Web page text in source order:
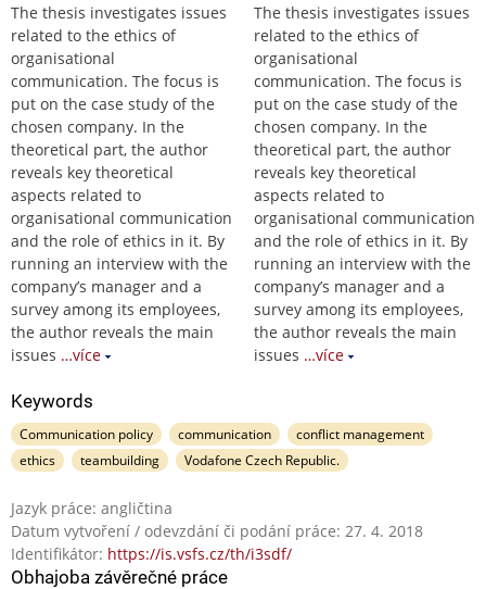
The thesis investigates issues
related to the ethics of
organisational
communication. The focus is
put on the case study of the
chosen company. In the
theoretical part, the author
reveals key theoretical
aspects related to
organisational communication
and the role of ethics in it. By
running an interview with the
company’s manager and a
survey among its employees,
the author reveals the main
issues …více
The thesis investigates issues
related to the ethics of
organisational
communication. The focus is
put on the case study of the
chosen company. In the
theoretical part, the author
reveals key theoretical
aspects related to
organisational communication
and the role of ethics in it. By
running an interview with the
company’s manager and a
survey among its employees,
the author reveals the main
issues …více
Keywords
Communication policy communication
conflict management
ethics
teambuilding Vodafone Czech Republic.
Jazyk práce: angličtina
Datum vytvoření / odevzdání či podání práce: 27. 4. 2018
Identifikátor: https://is.vsfs.cz/th/i3sdf/
Obhajoba závěrečné práce